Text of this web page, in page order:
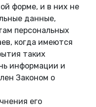
форме, и в них не
данные,
персональных
когда имеются
таких
информации и
Законом о
его